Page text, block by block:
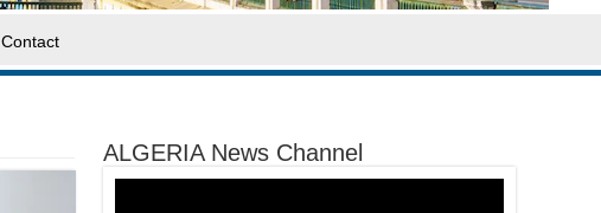
Contact
ALGERIA News Channel